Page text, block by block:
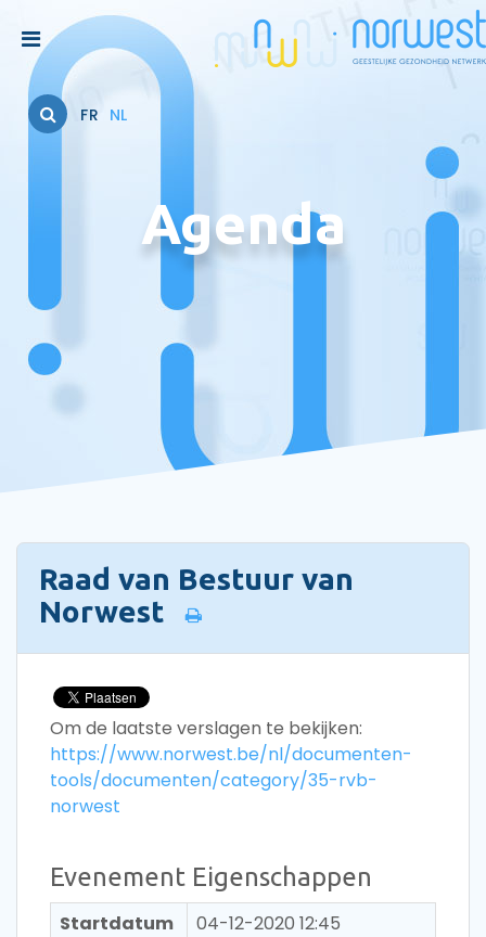
FR NL
Agenda
Raad van Bestuur van
Norwest
Om de laatste verslagen te bekijken:
https://www.norwest.be/nl/documenten-
tools/documenten/category/35-rvb-
norwest
Evenement Eigenschappen
Startdatum
04-12-2020 12:45